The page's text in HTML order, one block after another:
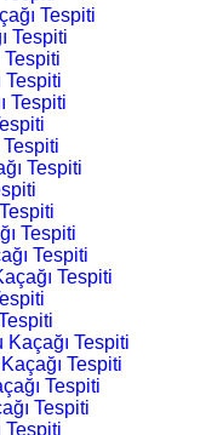
Tespiti
Tespiti
Tespiti
Tespiti
Tespiti
Tespiti
Tespiti
Tespiti
Tespiti
Tespiti
Tespiti
Tespiti
Tespiti
Tespiti